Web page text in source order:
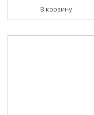
В корзину